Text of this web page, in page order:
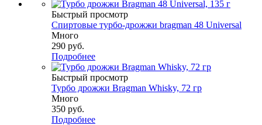
Быстрый просмотр
Спиртовые турбо-дрожжи bragman 48 Universal
Много
290 руб.
Подробнее
Быстрый просмотр
Турбо дрожжи Bragman Whisky, 72 гр
Много
350 руб.
Подробнее